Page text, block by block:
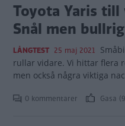
Toyota Yaris till
Snål men bullrig
LÅNGTEST 25 maj 2021
rullar vidare. Vi hittar flera
men också några viktiga
0 kommentarer Gasa